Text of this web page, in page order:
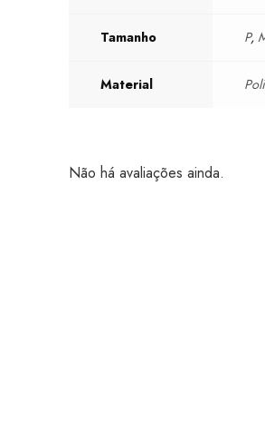
Tamanho P,
Material
Não há avaliações ainda.